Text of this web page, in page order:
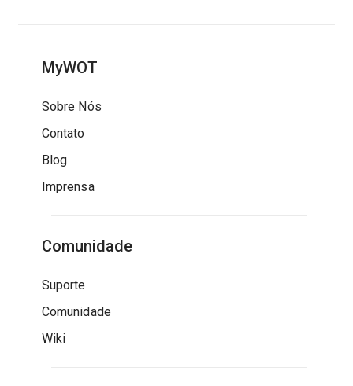
MyWOT
Sobre Nós
Contato
Blog
Imprensa
Comunidade
Suporte
Comunidade
Wiki